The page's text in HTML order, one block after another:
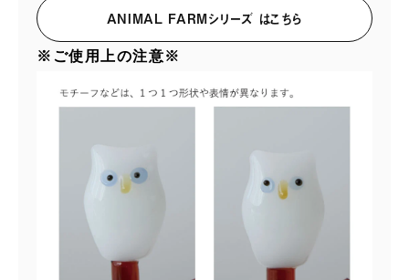
ANIMAL FARMシリーズ はこちら
※ご使用上の注意※